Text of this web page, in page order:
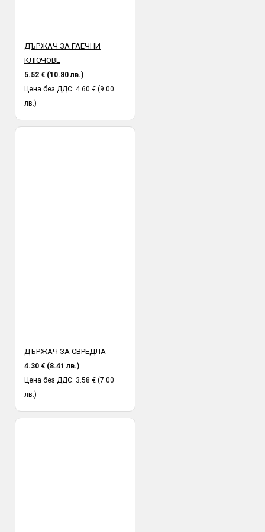
ДЪРЖАЧ ЗА ГАЕЧНИ
КЛЮЧОВЕ
5.52 € (10.80 лв.)
Цена без ДДС: 4.60 € (9.00
лв.)
ДЪРЖАЧ ЗА СВРЕДЛА
4.30 € (8.41 лв.)
Цена без ДДС: 3.58 € (7.00
лв.)